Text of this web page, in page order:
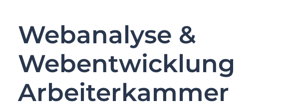
Webanalyse &
Webentwicklung
Arbeiterkammer